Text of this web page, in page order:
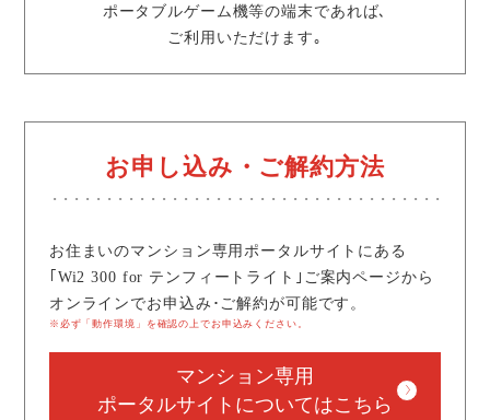
ポータブルゲーム機等の端末であれば､
ご利用いただけます｡
お申し込み・ご解約方法
お住まいのマンション専用ポータルサイトにある
｢Wi2 300 for テンフィートライト｣ご案内ページから
オンラインでお申込み･ご解約が可能です。
※必ず「動作環境」を確認の上でお申込みください。
マンション専用
ポータルサイトについてはこちら